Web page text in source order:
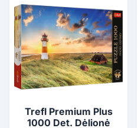
Trefl Premium Plus
1000 Det. Dėlionė